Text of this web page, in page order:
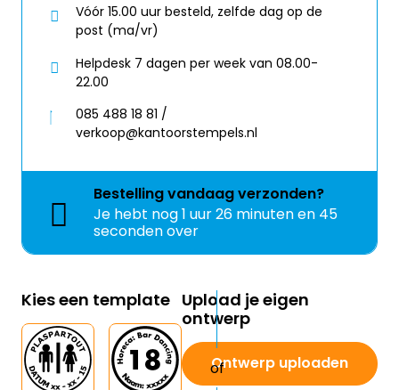
Vóór 15.00 uur besteld, zelfde dag op de
post (ma/vr)
Helpdesk 7 dagen per week van 08.00-
22.00
085 488 18 81 /
verkoop@kantoorstempels.nl
Bestellingvandaagverzonden?
Je hebt nog1 uur 26 minuten en 45
seconden over
Kies een template Upload je eigen
ontwerp
Ontwerp uploaden